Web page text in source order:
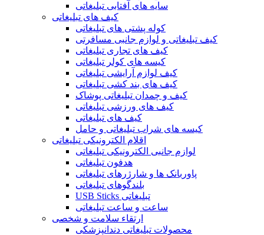
سایه های آفتابی تبلیغاتی
کیف های تبلیغاتی
کوله پشتی های تبلیغاتی
کیف تبلیغاتی و لوازم جانبی مسافرتی
کیف های تجاری تبلیغاتی
کیسه های کولر تبلیغاتی
کیف لوازم آرایشی تبلیغاتی
کیف های بند کشی تبلیغاتی
کیف و چمدان تبلیغاتی پوشاک
کیف های ورزشی تبلیغاتی
کیف های تبلیغاتی
کیسه های شراب تبلیغاتی و حامل
اقلام الکترونیکی تبلیغاتی
لوازم جانبی الکترونیکی تبلیغاتی
هدفون تبلیغاتی
پاوربانک ها و شارژرهای تبلیغاتی
بلندگوهای تبلیغاتی
USB Sticks تبلیغاتی
ساعت و ساعت تبلیغاتی
ارتقاء سلامت و شخصی
محصولات تبلیغاتی دندانپزشکی